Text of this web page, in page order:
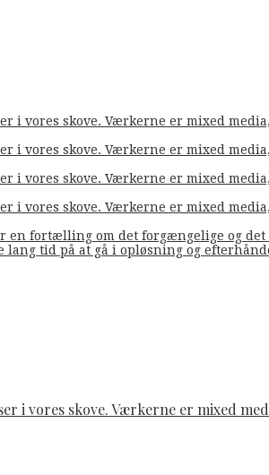
i vores skove. Værkerne er mixed
i vores skove. Værkerne er mixed
i vores skove. Værkerne er mixed
i vores skove. Værkerne er mixed
en fortælling om det forgængelige og det
tid på at gå i opløsning og
vores skove. Værkerne er mixed